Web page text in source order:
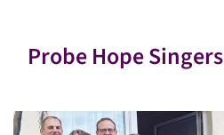
Probe Hope Singers